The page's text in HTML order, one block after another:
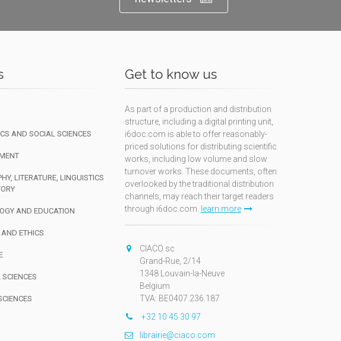
AND SOCIAL SCIENCES
LITERATURE, LINGUISTICS
AND EDUCATION
ETHICS
Get to know us
As part of a production and distribution
structure, including a digital printing unit,
i6doc.com is able to offer reasonably-
priced solutions for distributing scientific
works, including low volume and slow
turnover works. These documents, often
overlooked by the traditional distribution
channels, may reach their target readers
through i6doc.com.
learn more
CIACO sc
Grand-Rue, 2/14
1348 Louvain-la-Neuve
Belgium
TVA: BE0407.236.187
+32 10 45 30 97
librairie@ciaco.com